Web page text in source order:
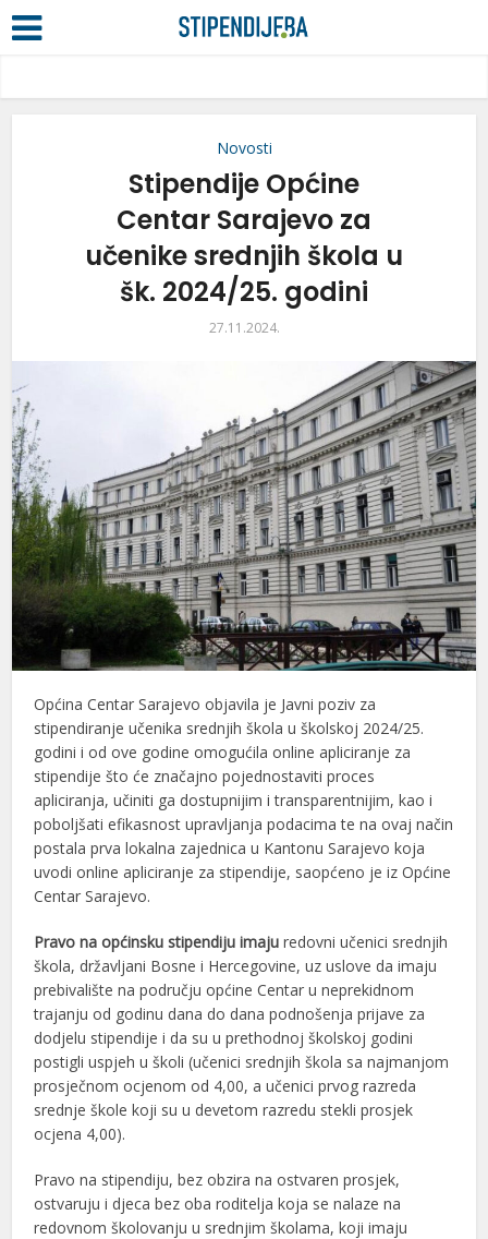
Novosti
Stipendije Općine
Centar Sarajevo za
učenike srednjih škola u
šk. 2024/25. godini
27.11.2024.
Općina Centar Sarajevo objavila je Javni poziv za
stipendiranje učenika srednjih škola u školskoj 2024/25.
godini i od ove godine omogućila online apliciranje za
stipendije što će značajno pojednostaviti proces
apliciranja, učiniti ga dostupnijim i transparentnijim, kao i
poboljšati efikasnost upravljanja podacima te na ovaj način
postala prva lokalna zajednica u Kantonu Sarajevo koja
uvodi online apliciranje za stipendije, saopćeno je iz Općine
Centar Sarajevo.
Pravo na općinsku stipendiju imaju redovni učenici srednjih
škola, državljani Bosne i Hercegovine, uz uslove da imaju
prebivalište na području općine Centar u neprekidnom
trajanju od godinu dana do dana podnošenja prijave za
dodjelu stipendije i da su u prethodnoj školskoj godini
postigli uspjeh u školi (učenici srednjih škola sa najmanjom
prosječnom ocjenom od 4,00, a učenici prvog razreda
srednje škole koji su u devetom razredu stekli prosjek
ocjena 4,00).
Pravo na stipendiju, bez obzira na ostvaren prosjek,
ostvaruju i djeca bez oba roditelja koja se nalaze na
redovnom školovanju u srednjim školama, koji imaju